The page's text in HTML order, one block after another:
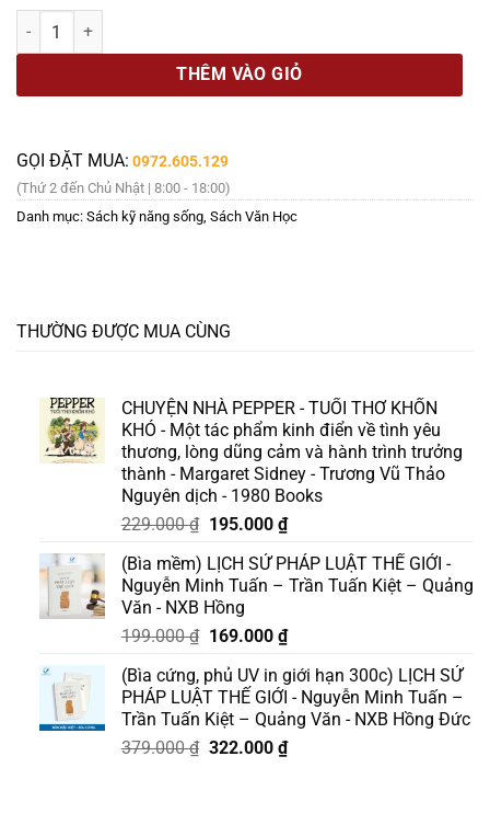
là:
NGƯỜI PHỤ NỮ TOÀN VẸN – Chị Mai Khôi và đội ngũ Toàn Vẹn –
THÊM VÀO GIỎ
GỌI ĐẶT MUA: 0972.605.129
(Thứ 2 đến Chủ Nhật | 8:00 - 18:00)
Danh mục: Sách kỹ năng sống, Sách Văn Học
THƯỜNG ĐƯỢC MUA CÙNG
CHUYỆN NHÀ PEPPER - TUỔI THƠ KHỐN
KHÓ - Một tác phẩm kinh điển về tình yêu
thương, lòng dũng cảm và hành trình trưởng
thành - Margaret Sidney - Trương Vũ Thảo
Nguyên dịch - 1980 Books
229.000₫ Giá
là:
229.000 ₫.
195.000 ₫Giá
tại
là:
(Bìa mềm) LỊCH SỬ PHÁP LUẬT THẾ GIỚI -
Nguyễn Minh Tuấn – Trần Tuấn Kiệt – Quảng
Văn - NXB Hồng
199.000₫ Giá
là:
199.000 ₫.
169.000 ₫Giá
tại
là:
169.000 ₫.
(Bìa cứng, phủ UV in giới hạn 300c) LỊCH SỬ
PHÁP LUẬT THẾ GIỚI - Nguyễn Minh Tuấn –
Trần Tuấn Kiệt – Quảng Văn - NXB Hồng Đức
379.000₫ Giá
322.000 ₫Giá